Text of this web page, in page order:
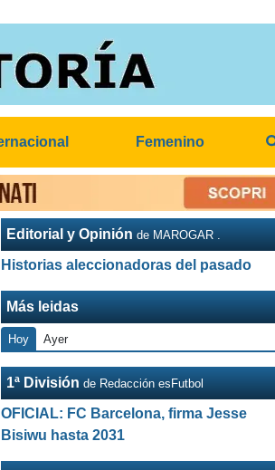
Femenino
Editorial y Opinión de MAROGAR .
Historias aleccionadoras del pasado
Más leidas
Hoy Ayer
1ª División de Redacción esFutbol
OFICIAL: FC Barcelona, firma Jesse
Bisiwu hasta 2031